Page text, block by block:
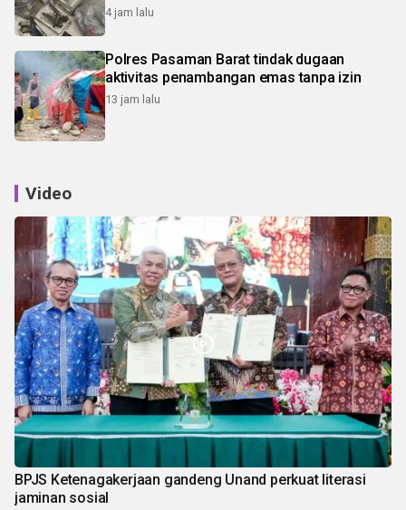
4 jam lalu
Polres Pasaman Barat tindak dugaan
aktivitas penambangan emas tanpa izin
13 jam lalu
Video
BPJS Ketenagakerjaan gandeng Unand perkuat literasi
jaminan sosial